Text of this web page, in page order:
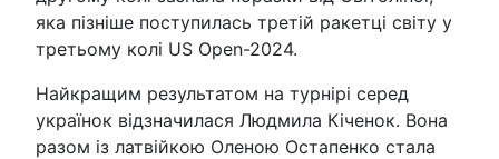
яка пізніше поступилась третій ракетці світу у
третьому колі US Open-2024.
Найкращим результатом на турнірі серед
українок відзначилася Людмила Кіченок. Вона
разом із латвійкою Оленою Остапенко стала